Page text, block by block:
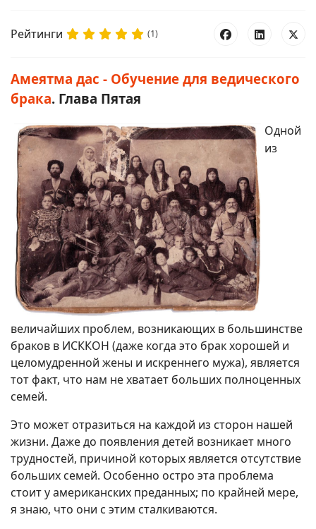
Рейтинги (1)
Амеятма дас - Обучение для ведического
брака. Глава Пятая
Одной
из
величайших проблем, возникающих в большинстве
браков в ИСККОН (даже когда это брак хорошей и
целомудренной жены и искреннего мужа), является
тот факт, что нам не хватает больших полноценных
семей.
Это может отразиться на каждой из сторон нашей
жизни. Даже до появления детей возникает много
трудностей, причиной которых является отсутствие
больших семей. Особенно остро эта проблема
стоит у американских преданных; по крайней мере,
я знаю, что они с этим сталкиваются.